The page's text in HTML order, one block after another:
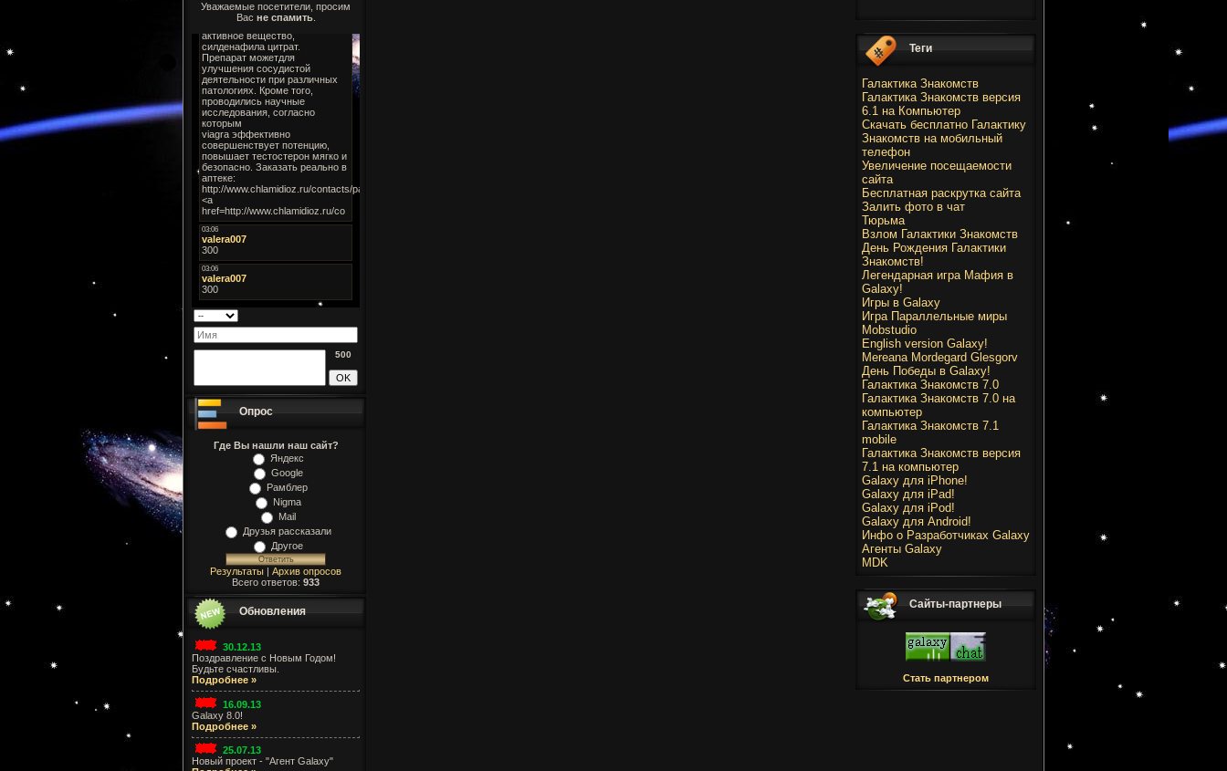
Уважаемые посетители, просим
Вас не спамить.
500
Опрос
Где Вы нашли наш сайт?
Яндекс
Google
Рамблер
Nigma
Mail
Друзья рассказали
Другое
Результаты | Архив опросов
Всего ответов: 933
Обновления
30.12.13
Поздравление с Новым Годом!
Будьте счастливы.
Подробнее »
16.09.13
Galaxy 8.0!
Подробнее »
25.07.13
Новый проект - "Агент Galaxy"
Теги
Галактика Знакомств
Галактика Знакомств версия
6.1 на Компьютер
Скачать бесплатно Галактику
Знакомств на мобильный
телефон
Увеличение посещаемости
сайта
Бесплатная раскрутка сайта
Залить фото в чат
Тюрьма
Взлом Галактики Знакомств
День Рождения Галактики
Знакомств!
Легендарная игра Мафия в
Galaxy!
Игры в Galaxy
Игра Параллельные миры
Mobstudio
English version Galaxy!
Mereana Mordegard Glesgorv
День Победы в Galaxy!
Галактика Знакомств 7.0
Галактика Знакомств 7.0 на
компьютер
Галактика Знакомств 7.1
mobile
Галактика Знакомств версия
7.1 на компьютер
Galaxy для iPhone!
Galaxy для iPad!
Galaxy для iPod!
Galaxy для Android!
Инфо о Разработчиках Galaxy
Агенты Galaxy
MDK
Сайты-партнеры
Стать партнером